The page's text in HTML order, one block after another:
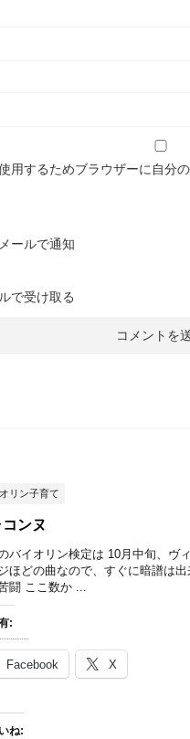
用するためブラウザーに自分
ールで通知
で受け取る
リン子育て
ンヌ
バイオリン検定は 10月中旬、
ほどの曲なので、すぐに暗譜は
闘 ここ数か ...
:
Facebook X
ね: